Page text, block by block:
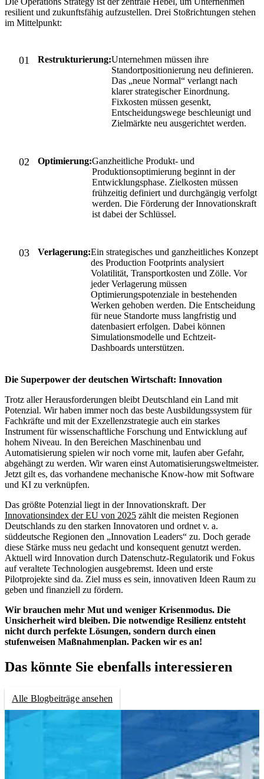
resilient und zukunftsfähig aufzustellen. Drei Stoßrichtungen stehen
im Mittelpunkt:
Restrukturierung:Unternehmen müssen ihre
Standortpositionierung neu definieren.
Das „neue Normal“ verlangt nach
klarer strategischer Einordnung.
Fixkosten müssen gesenkt,
Entscheidungswege beschleunigt und
Zielmärkte neu ausgerichtet werden.
Optimierung:Ganzheitliche Produkt- und
Produktionsoptimierung beginnt in der
Entwicklungsphase. Zielkosten müssen
frühzeitig definiert und durchgängig verfolgt
werden. Die Förderung der Innovationskraft
ist dabei der Schlüssel.
Verlagerung:Ein strategisches und ganzheitliches Konzept
des Production Footprints analysiert
Volatilität, Transportkosten und Zölle. Vor
jeder Verlagerung müssen
Optimierungspotenziale in bestehenden
Werken gehoben werden. Die Entscheidung
für neue Standorte muss langfristig und
datenbasiert erfolgen. Dabei können
Simulationsmodelle und Echtzeit-
Dashboards unterstützen.
Die Superpower der deutschen Wirtschaft: Innovation
Trotz aller Herausforderungen bleibt Deutschland ein Land mit
Potenzial. Wir haben immer noch das beste Ausbildungssystem für
Fachkräfte und mit der Exzellenzstrategie auch ein starkes
Instrument für wissenschaftliche Forschung und Entwicklung auf
hohem Niveau. In den Bereichen Maschinenbau und
Automatisierung spielen wir noch vorne mit, laufen aber Gefahr,
abgehängt zu werden. Wir waren einst Automatisierungsweltmeister.
Jetzt gilt es, das vorhandene mechanische Know-how mit Software
und KI zu verknüpfen.
Das größte Potenzial liegt in der Innovationskraft. Der
Innovationsindex der EU von 2025 zählt die meisten Regionen
Deutschlands zu den starken Innovatoren und ordnet v. a.
süddeutsche Regionen den „Innovation Leaders“ zu. Doch gerade
diese Stärke muss neu gedacht und konsequent genutzt werden.
Aktuell wird Innovation durch Datenschutz-Regulatorik und Fokus
auf veraltete Technologien ausgebremst. Ideen und erste
Pilotprojekte sind da. Ziel muss es sein, innovativen Ideen Raum zu
geben und finanziell zu fördern.
Wir brauchen mehr Mut und weniger Krisenmodus. Die
Unsicherheit wird bleiben. Die notwendige Resilienz entsteht
nicht durch perfekte Lösungen, sondern durch einen
stufenweisen Maßnahmenplan. Packen wir es an!
Das könnte Sie ebenfalls interessieren
Alle Blogbeiträge ansehen